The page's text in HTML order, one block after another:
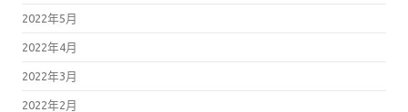
2022年5月
2022年4月
2022年3月
2022年2月